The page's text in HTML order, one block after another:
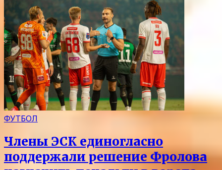
ФУТБОЛ
Члены ЭСК единогласно
поддержали решение Фролова